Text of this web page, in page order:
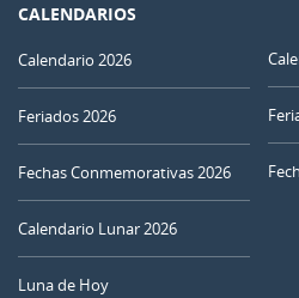
CALENDARIOS
Calendario 2026
Feriados 2026
Fechas Conmemorativas 2026
Calendario Lunar 2026
Luna de Hoy